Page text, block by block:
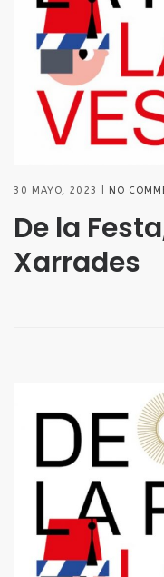
30 MAYO, 2023 NO
De la
Xarrades